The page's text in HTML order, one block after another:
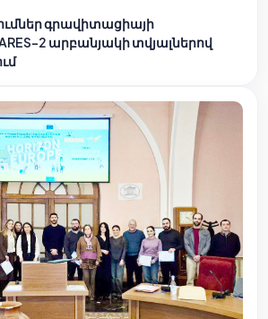
գրավիտացիայի
2 արբանյակի տվյալներով